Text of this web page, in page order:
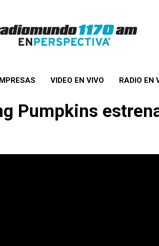
VIDEO EN VIVO RADIO EN
Pumpkins